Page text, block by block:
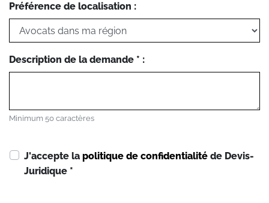
Préférence de localisation :
Description de la demande * :
Minimum 50 caractères
J'accepte la politique de confidentialité de Devis-
Juridique *